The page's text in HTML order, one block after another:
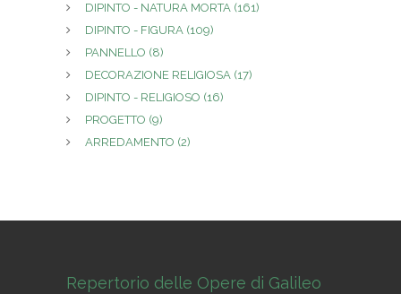
DIPINTO - NATURA MORTA (161)
DIPINTO - FIGURA (109)
PANNELLO (8)
DECORAZIONE RELIGIOSA (17)
DIPINTO - RELIGIOSO (16)
PROGETTO (9)
ARREDAMENTO (2)
Repertorio delle Opere di Galileo